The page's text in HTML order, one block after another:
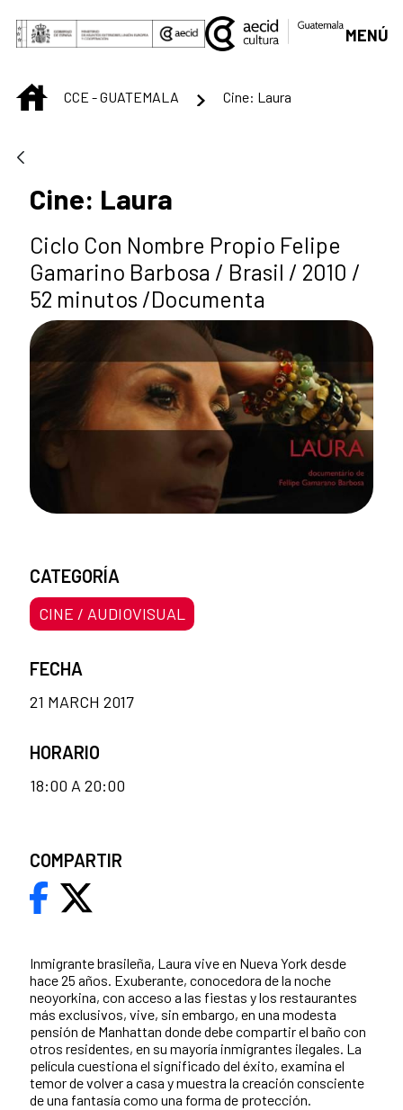
Saltar al contenido principal
MENÚ
INICIOCCE - GUATEMALA Cine: Laura
Cine: Laura
Ciclo Con Nombre Propio Felipe
Gamarino Barbosa / Brasil / 2010 /
52 minutos /Documenta
Inmigrante brasileña, Laura vive en Nueva York desde
hace 25 años. Exuberante, conocedora de la noche
neoyorkina, con acceso a las fiestas y los restaurantes
más exclusivos, vive, sin embargo, en una modesta
pensión de Manhattan donde debe compartir el baño con
otros residentes, en su mayoría inmigrantes ilegales. La
película cuestiona el significado del éxito, examina el
temor de volver a casa y muestra la creación consciente
de una fantasía como una forma de protección.
CATEGORÍA
CINE / AUDIOVISUAL
FECHA
21 MARCH 2017
HORARIO
18:00 A 20:00
COMPARTIR